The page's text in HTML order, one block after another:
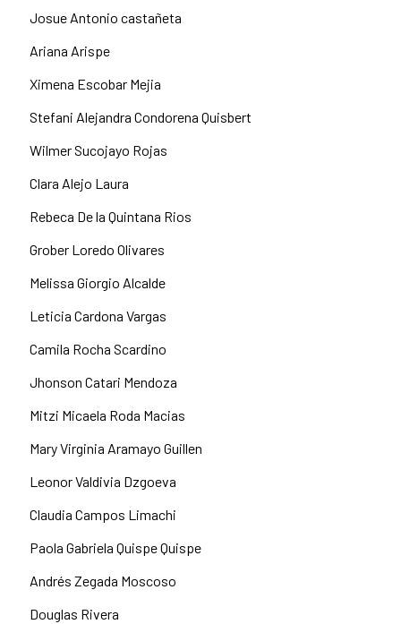
Josue Antonio castañeta
Ariana Arispe
Ximena Escobar Mejia
Stefani Alejandra Condorena Quisbert
Wilmer Sucojayo Rojas
Clara Alejo Laura
Rebeca De la Quintana Rios
Grober Loredo Olivares
Melissa Giorgio Alcalde
Leticia Cardona Vargas
Camila Rocha Scardino
Jhonson Catari Mendoza
Mitzi Micaela Roda Macias
Mary Virginia Aramayo Guillen
Leonor Valdivia Dzgoeva
Claudia Campos Limachi
Paola Gabriela Quispe Quispe
Andrés Zegada Moscoso
Douglas Rivera